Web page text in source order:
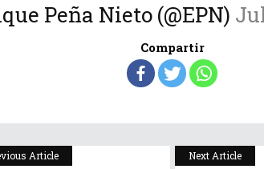
Peña Nieto (@EPN)
Compartir
Article Next Article